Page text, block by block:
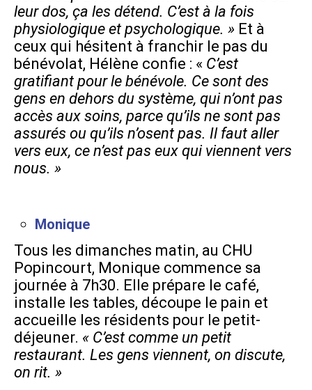
leur dos, ça les détend. C’est à la fois
physiologique et psychologique. » Et à
ceux qui hésitent à franchir le pas du
bénévolat, Hélène confie : « C’est
gratifiant pour le bénévole. Ce sont des
gens en dehors du système, qui n’ont pas
accès aux soins, parce qu’ils ne sont pas
assurés ou qu’ils n’osent pas. Il faut aller
vers eux, ce n’est pas eux qui viennent vers
nous. »
Monique
Tous les dimanches matin, au CHU
Popincourt, Monique commence sa
journée à 7h30. Elle prépare le café,
installe les tables, découpe le pain et
accueille les résidents pour le petit-
déjeuner. « C’est comme un petit
restaurant. Les gens viennent, on discute,
on rit. »